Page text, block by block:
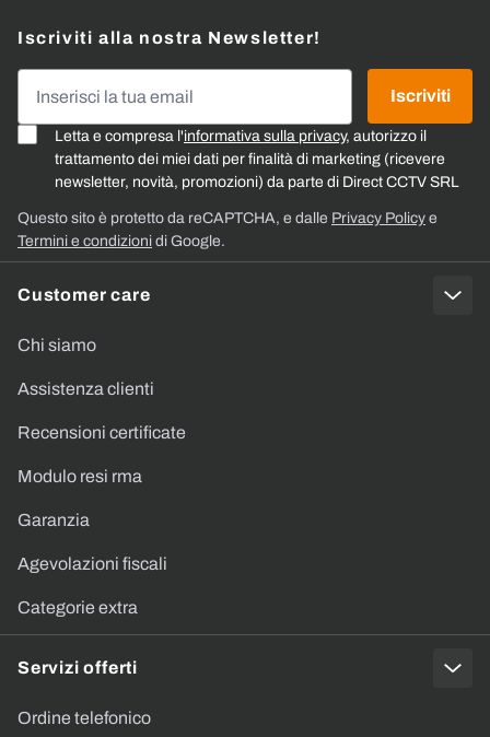
Customer care
Chi siamo
Assistenza clienti
Recensioni certificate
Modulo resi rma
Garanzia
Agevolazioni fiscali
Categorie extra
Servizi offerti
Ordine telefonico
Iscriviti alla nostra Newsletter!
Letta e compresa l'informativa sulla privacy, autorizzo il
trattamento dei miei dati per finalità di marketing (ricevere
newsletter, novità, promozioni) da parte di Direct CCTV SRL
Iscriviti
Questo sito è protetto da reCAPTCHA, e dalle Privacy Policy e
Termini e condizioni di Google.